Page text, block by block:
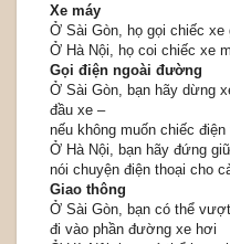
Xe máy
Ở Sài Gòn, họ gọi chiếc xe
Ở Hà Nội, họ coi chiếc xe
Gọi điện ngoài đường
Ở Sài Gòn, bạn hãy dừng
đầu xe –
nếu không muốn chiếc
Ở Hà Nội, bạn hãy đứng
nói chuyện điện thoại cho
Giao thông
Ở Sài Gòn, bạn có thể
đi vào phần đường xe hơi